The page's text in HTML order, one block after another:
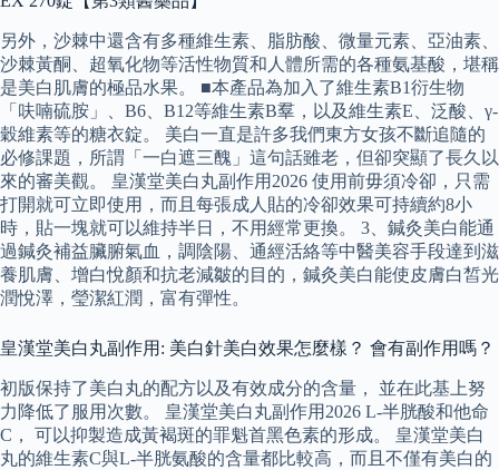
另外，沙棘中還含有多種維生素、脂肪酸、微量元素、亞油素、
沙棘黃酮、超氧化物等活性物質和人體所需的各種氨基酸，堪稱
是美白肌膚的極品水果。 ■本產品為加入了維生素B1衍生物
「呋喃硫胺」、B6、B12等維生素B羣，以及維生素E、泛酸、γ-
穀維素等的糖衣錠。 美白一直是許多我們東方女孩不斷追隨的
必修課題，所謂「一白遮三醜」這句話雖老，但卻突顯了長久以
來的審美觀。 皇漢堂美白丸副作用2026 使用前毋須冷卻，只需
打開就可立即使用，而且每張成人貼的冷卻效果可持續約8小
時，貼一塊就可以維持半日，不用經常更換。 3、鍼灸美白能通
過鍼灸補益臟腑氣血，調陰陽、通經活絡等中醫美容手段達到滋
養肌膚、增白悅顏和抗老減皺的目的，鍼灸美白能使皮膚白皙光
潤悅澤，瑩潔紅潤，富有彈性。
皇漢堂美白丸副作用: 美白針美白效果怎麼樣？ 會有副作用嗎？
初版保持了美白丸的配方以及有效成分的含量， 並在此基上努
力降低了服用次數。 皇漢堂美白丸副作用2026 L-半胱酸和他命
C， 可以抑製造成黃褐斑的罪魁首黑色素的形成。 皇漢堂美白
丸的維生素C與L-半胱氨酸的含量都比較高，而且不僅有美白的